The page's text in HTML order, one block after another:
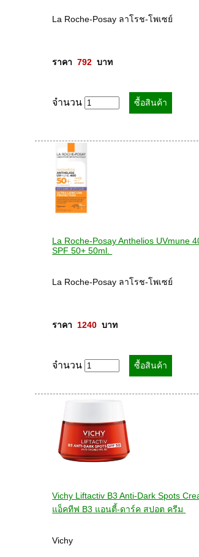
La Roche-Posay ลาโรช-โพเซย์
ราคา 792
  บาท
จำนวน
La Roche-Posay Anthelios UVmune
SPF 50+ 50ml.
La Roche-Posay ลาโรช-โพเซย์
ราคา 1240
  บาท
จำนวน
Vichy Liftactiv B3 Anti-Dark Spots
แอ็คทีฟ B3 แอนตี้-ดาร์ค สปอต ครีม
Vichy